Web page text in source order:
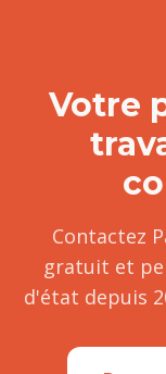
Votre
Contactez
gratuit et
d'état depuis